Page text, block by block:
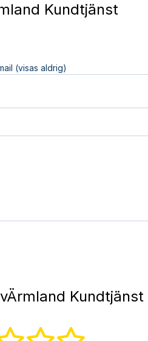
Kundtjänst
(visas aldrig)
Kundtjänst